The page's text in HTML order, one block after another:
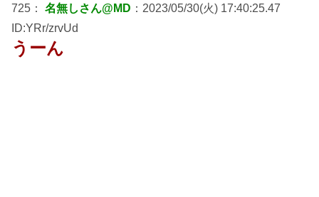
725： 名無しさん@MD ：2023/05/30(火) 17:40:25.47
ID:YRr/zrvUd
うーん